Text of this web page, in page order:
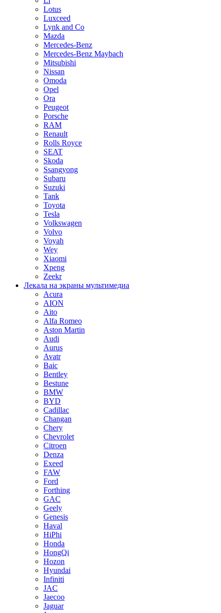
Lotus
Luxceed
Lynk and Co
Mazda
Mercedes-Benz
Mercedes-Benz Maybach
Mitsubishi
Nissan
Omoda
Opel
Ora
Peugeot
Porsche
RAM
Renault
Rolls Royce
SEAT
Skoda
Ssangyong
Subaru
Suzuki
Tank
Toyota
Tesla
Volkswagen
Volvo
Voyah
Wey
Xiaomi
Xpeng
Zeekr
Лекала на экраны мультимедиа
Acura
AION
Aito
Alfa Romeo
Aston Martin
Audi
Aurus
Avatr
Baic
Bentley
Bestune
BMW
BYD
Cadillac
Changan
Chery
Chevrolet
Citroen
Denza
Exeed
FAW
Ford
Forthing
GAC
Geely
Genesis
Haval
HiPhi
Honda
HongQi
Hozon
Hyundai
Infiniti
JAC
Jaecoo
Jaguar